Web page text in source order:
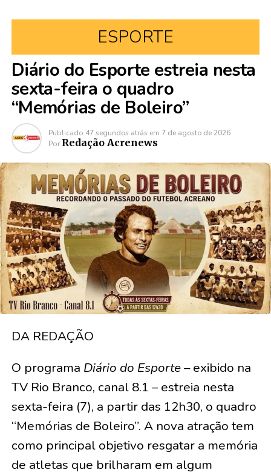
ESPORTE
Diário do Esporte estreia nesta
sexta-feira o quadro
“Memórias de Boleiro”
Publicado 47 segundos atrás em 7 de agosto de 2026
Por Redação Acrenews
DA REDAÇÃO
O programa Diário do Esporte– exibido na
TV Rio Branco, canal 8.1 – estreia nesta
sexta-feira (7), a partir das 12h30, o quadro
“Memórias de Boleiro”. A nova atração tem
como principal objetivo resgatar a memória
de atletas que brilharam em algum